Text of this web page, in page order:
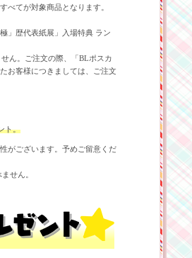
てが対象商品となります。
」歴代表紙展」入場特典 ラン
ん。ご注文の際、「BLポスカ
お客様につきましては、ご注文
ト。
がございます。予めご留意くだ
せん。